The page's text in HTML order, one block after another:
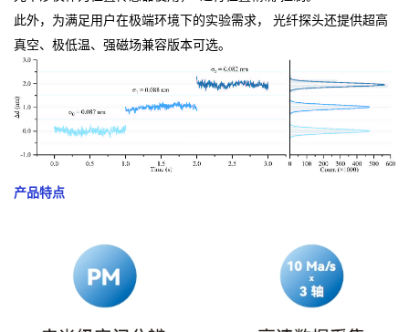
此外，为满足用户在极端环境下的实验需求， 光纤探头还提供超高
真空、极低温、强磁场兼容版本可选。
产品特点